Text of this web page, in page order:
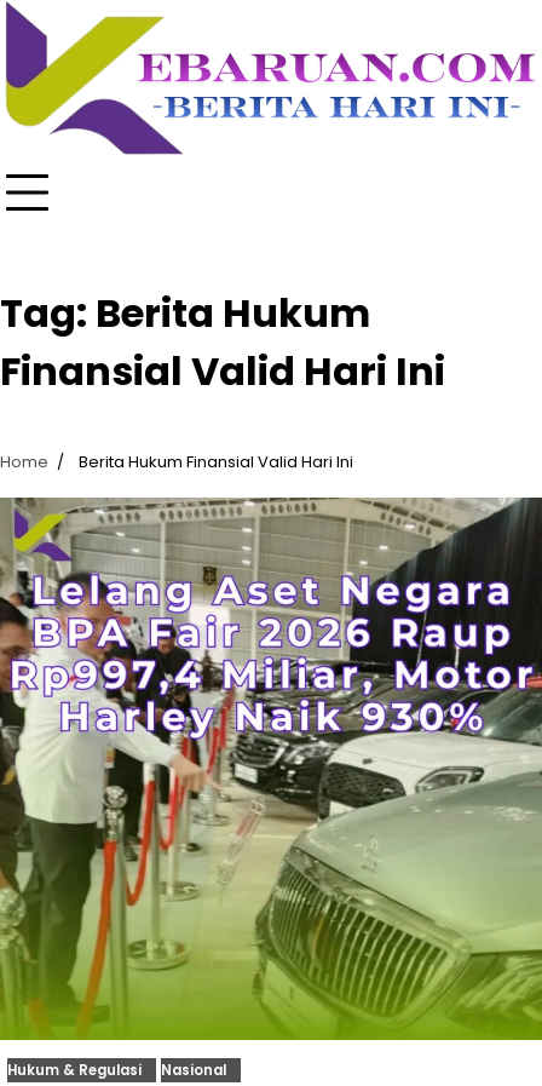
Skip
content
Tag: Berita Hukum
Finansial Valid Hari Ini
Home Berita Hukum Finansial Valid Hari Ini
Hukum & Regulasi Nasional